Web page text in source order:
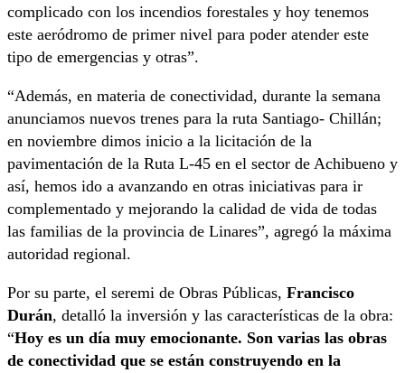
complicado con los incendios forestales y hoy tenemos
este aeródromo de primer nivel para poder atender este
tipo de emergencias y otras”.
“Además, en materia de conectividad, durante la semana
anunciamos nuevos trenes para la ruta Santiago- Chillán;
en noviembre dimos inicio a la licitación de la
pavimentación de la Ruta L-45 en el sector de Achibueno y
así, hemos ido a avanzando en otras iniciativas para ir
complementado y mejorando la calidad de vida de todas
las familias de la provincia de Linares”, agregó la máxima
autoridad regional.
Por su parte, el seremi de Obras Públicas, Francisco
Durán, detalló la inversión y las características de la obra:
“Hoy es un día muy emocionante. Son varias las obras
de conectividad que se están construyendo en la